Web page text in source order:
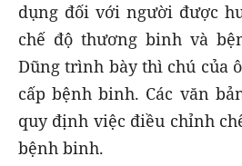
dụng đối với người được
chế độ thương binh và
Dũng trình bày thì chú của
cấp bệnh binh. Các văn
quy định việc điều chỉnh
bệnh binh.